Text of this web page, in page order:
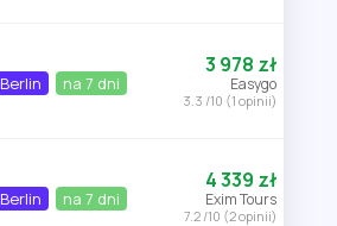
Berlin na 7 dni
3 978 zł
Easygo
3.3 /10 (1 opinii)
Berlin na 7 dni
4 339 zł
Exim Tours
7.2 /10 (2 opinii)